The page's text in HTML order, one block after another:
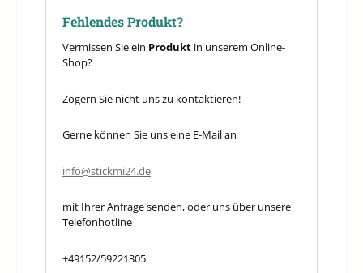
Fehlendes Produkt?
Vermissen Sie ein Produkt in unserem Online-
Shop?
Zögern Sie nicht uns zu kontaktieren!
Gerne können Sie uns eine E-Mail an
info@stickmi24.de
mit Ihrer Anfrage senden, oder uns über unsere
Telefonhotline
+49152/59221305